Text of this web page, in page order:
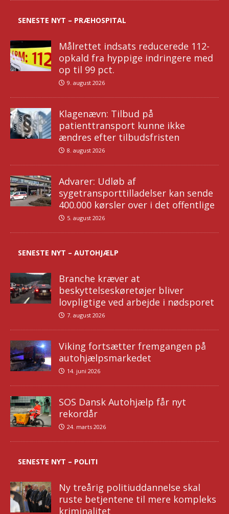
SENESTE NYT – PRÆHOSPITAL
Målrettet indsats reducerede 112-
opkald fra hyppige indringere med
op til 99 pct.
9. august 2026
Klagenævn: Tilbud på
patienttransport kunne ikke
ændres efter tilbudsfristen
8. august 2026
Advarer: Udløb af
sygetransporttilladelser kan sende
400.000 kørsler over i det offentlige
5. august 2026
SENESTE NYT – AUTOHJÆLP
Branche kræver at
beskyttelseskøretøjer bliver
lovpligtige ved arbejde i nødsporet
7. august 2026
Viking fortsætter fremgangen på
autohjælpsmarkedet
14. juni 2026
SOS Dansk Autohjælp får nyt
rekordår
24. marts 2026
SENESTE NYT – POLITI
Ny treårig politiuddannelse skal
ruste betjentene til mere kompleks
kriminalitet